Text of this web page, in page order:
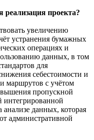
реализация проекта?
увеличению
устранения бумажных
операциях и
данных, в том
для
себестоимости и
маршрутов с учётом
пропускной
интегрированной
данных, которая
административной